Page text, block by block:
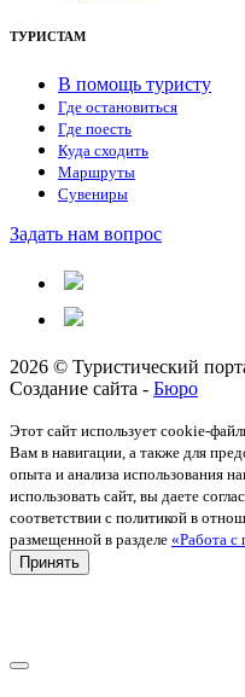
ТУРИСТАМ
В помощь туристу
Где остановиться
Где поесть
Куда сходить
Маршруты
Сувениры
Задать нам вопрос
2026 © Туристический
Создание сайта - Бюро
Этот сайт использует cookie-
Вам в навигации, а также для
опыта и анализа использования
использовать сайт, вы даете
соответствии с политикой в
размещенной в разделе «Работа
Принять